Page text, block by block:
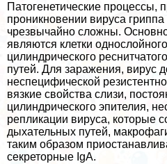
Патогенетические процессы,
проникновении вируса
чрезвычайно сложны.
являются клетки
цилиндрического
путей. Для заражения, вирус
неспецифической
вязкие свойства слизи,
цилиндрического эпителия,
репликации вируса, которые
дыхательных путей,
таким образом
секреторные IgA.